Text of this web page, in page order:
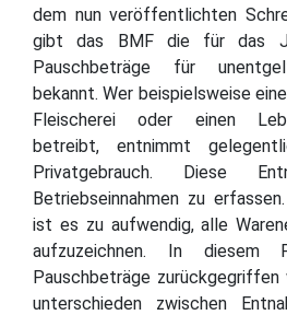
dem nun veröffentlichten
gibt das BMF die für das
Pauschbeträge für
bekannt. Wer beispielsweise
Fleischerei oder einen
betreibt, entnimmt
Privatgebrauch. Diese
Betriebseinnahmen zu
ist es zu aufwendig, alle
aufzuzeichnen. In
Pauschbeträge zurückgegriffen
unterschieden zwischen